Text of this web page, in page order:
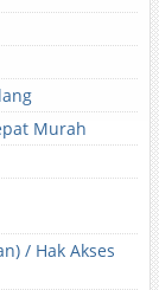
Murah
/ Hak Akses